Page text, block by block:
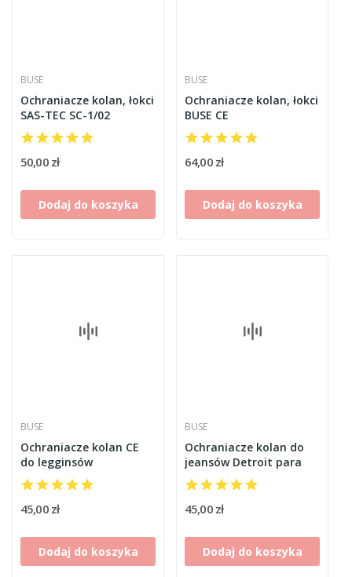
BUSE
Ochraniacze kolan, łokci
SAS-TEC SC-1/02
50,00 zł
Dodaj do koszyka
BUSE
Ochraniacze kolan, łokci
BUSE CE
64,00 zł
Dodaj do koszyka
BUSE
Ochraniacze kolan CE
do legginsów
45,00 zł
Dodaj do koszyka
BUSE
Ochraniacze kolan do
jeansów Detroit para
45,00 zł
Dodaj do koszyka